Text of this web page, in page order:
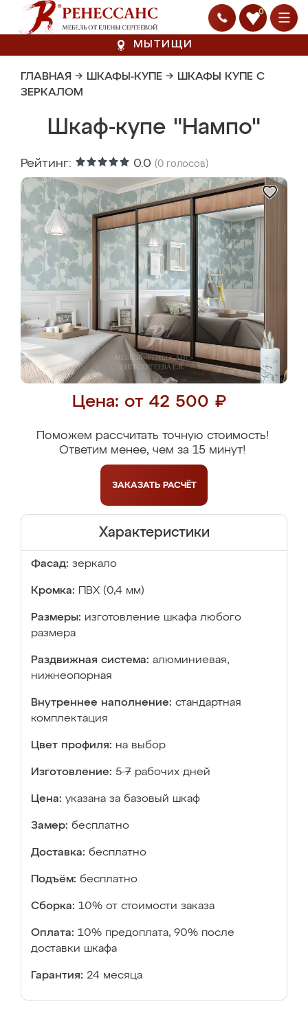
0
МЫТИЩИ
ГЛАВНАЯ → ШКАФЫ-КУПЕ → ШКАФЫ КУПЕ С
ЗЕРКАЛОМ
Шкаф-купе "Нампо"
Рейтинг: 0.0 (0 голосов)
Цена: от 42 500 ₽
Поможем рассчитать точную стоимость!
Ответим менее, чем за 15 минут!
ЗАКАЗАТЬ РАСЧЁТ
Характеристики
Фасад: зеркало
Кромка: ПВХ (0,4 мм)
Размеры: изготовление шкафа любого
размера
Раздвижная система: алюминиевая,
нижнеопорная
Внутреннее наполнение: стандартная
комплектация
Цвет профиля: на выбор
Изготовление: 5-7 рабочих дней
Цена: указана за базовый шкаф
Замер: бесплатно
Доставка: бесплатно
Подъём: бесплатно
Сборка: 10% от стоимости заказа
Оплата: 10% предоплата, 90% после
доставки шкафа
Гарантия: 24 месяца